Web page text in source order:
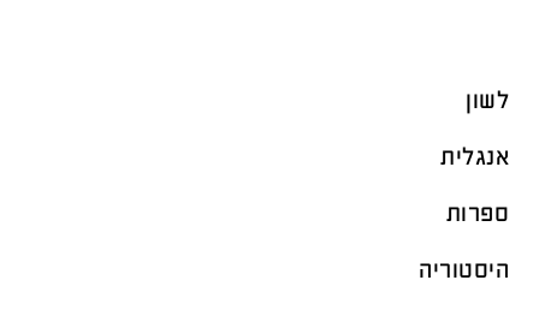
לשון
אנגלית
ספרות
היסטוריה